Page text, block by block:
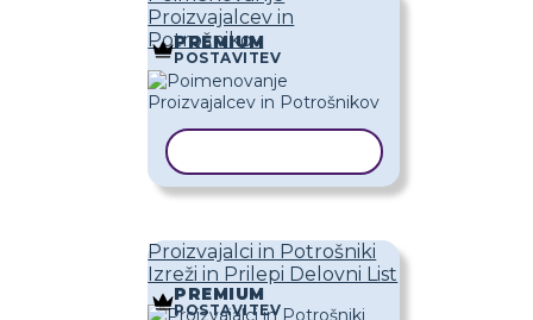
Proizvajalcev in
Potrošnikov
PREMIUM
POSTAVITEV
Proizvajalci in Potrošniki
Izreži in Prilepi Delovni List
PREMIUM
POSTAVITEV